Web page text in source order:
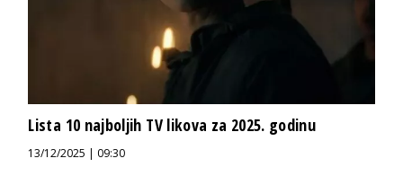
Lista 10 najboljih TV likova za 2025. godinu
13/12/2025 | 09:30